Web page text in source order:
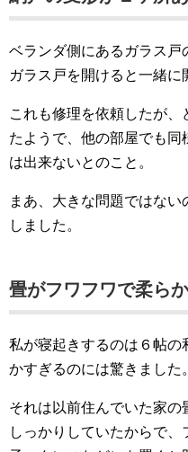
ベランダ側にあるガラス戸
ガラス戸を開けると一緒に
これも修理を依頼したが
たようで、他の部屋でも
は出来ないとのこと。
まあ、大きな問題ではな
しました。
畳がフワフワで柔ら
私が寝起きするのは６帖の
かすぎるのには驚きました。
それは以前住んでいた家の
しっかりしていたからで